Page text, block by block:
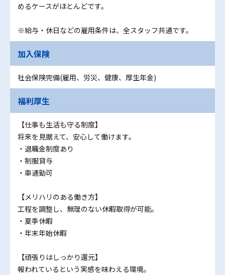
めるケースがほとんどです。
※給与・休日などの雇用条件は、全スタッフ共通です。
加入保険
社会保険完備(雇用、労災、健康、厚生年金)
福利厚生
【仕事も生活も守る制度】
将来を見据えて、安心して働けます。
・退職金制度あり
・制服貸与
・車通勤可
【メリハリのある働き方】
工程を調整し、無理のない休暇取得が可能。
・夏季休暇
・年末年始休暇
【頑張りはしっかり還元】
報われているという実感を味わえる環境。